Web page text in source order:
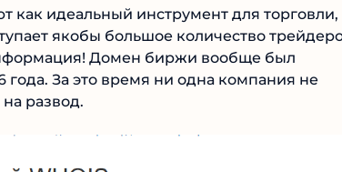
как идеальный инструмент для торговли,
якобы большое количество
Домен биржи вообще был
года. За это время ни одна компания не
развод.